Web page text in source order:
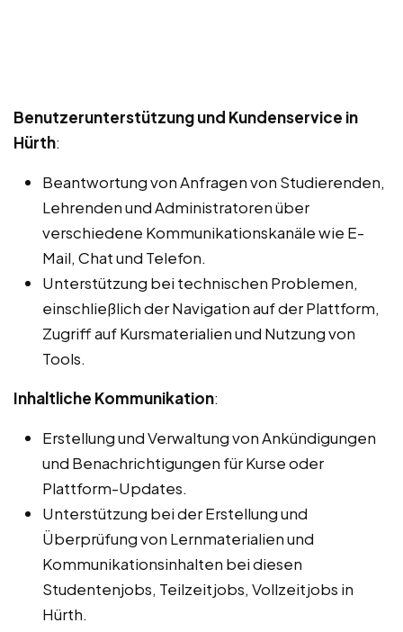
Benutzerunterstützung und Kundenservice in
Hürth:
Beantwortung von Anfragen von Studierenden,
Lehrenden und Administratoren über
verschiedene Kommunikationskanäle wie E-
Mail, Chat und Telefon.
Unterstützung bei technischen Problemen,
einschließlich der Navigation auf der Plattform,
Zugriff auf Kursmaterialien und Nutzung von
Tools.
Inhaltliche Kommunikation:
Erstellung und Verwaltung von Ankündigungen
und Benachrichtigungen für Kurse oder
Plattform-Updates.
Unterstützung bei der Erstellung und
Überprüfung von Lernmaterialien und
Kommunikationsinhalten bei diesen
Studentenjobs, Teilzeitjobs, Vollzeitjobs in
Hürth.